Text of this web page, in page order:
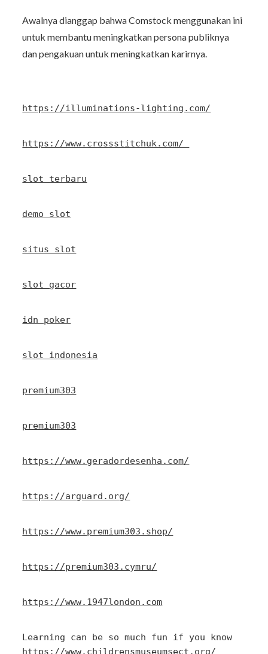
Awalnya dianggap bahwa Comstock menggunakan ini
untuk membantu meningkatkan persona publiknya
dan pengakuan untuk meningkatkan karirnya.
https://illuminations-lighting.com/
https://www.crossstitchuk.com/
slot terbaru
demo slot
situs slot
slot gacor
idn poker
slot indonesia
premium303
premium303
https://www.geradordesenha.com/
https://arguard.org/
https://www.premium303.shop/
https://premium303.cymru/
https://www.1947london.com
https://www.childrensmuseumsect.org/